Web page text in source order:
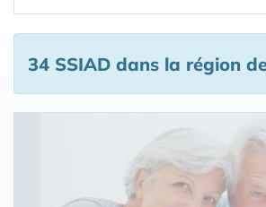
34 SSIAD dans la région